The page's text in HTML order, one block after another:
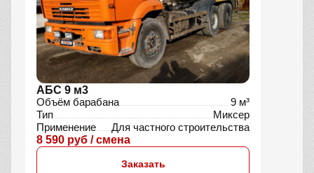
АБС 9 м3
Объём барабана
9 м³
Тип
Миксер
Применение
Для частного строительства
8 590 руб / смена
Заказать